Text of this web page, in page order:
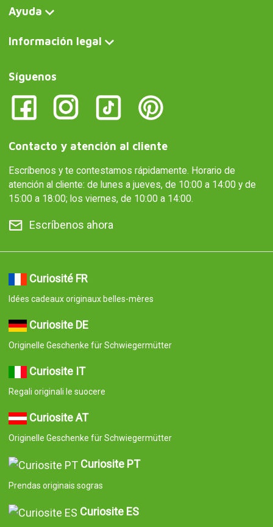
Ayuda
Información legal
Síguenos
Contacto y atención al cliente
Escríbenos y te contestamos rápidamente. Horario de
atención al cliente: de lunes a jueves, de 10:00 a 14:00 y de
15:00 a 18:00; los viernes, de 10:00 a 14:00.
Escríbenos ahora
Curiosité FR
Idées cadeaux originaux belles-mères
Curiosite DE
Originelle Geschenke für Schwiegermütter
Curiosite IT
Regali originali le suocere
Curiosite AT
Originelle Geschenke für Schwiegermütter
Curiosite PT
Prendas originais sogras
Curiosite ES